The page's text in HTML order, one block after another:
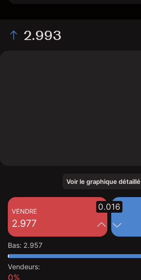
2.993
Voir le graphique détaillé
VENDRE
2.977
0.016
Bas: 2.957
Vendeurs:
0%